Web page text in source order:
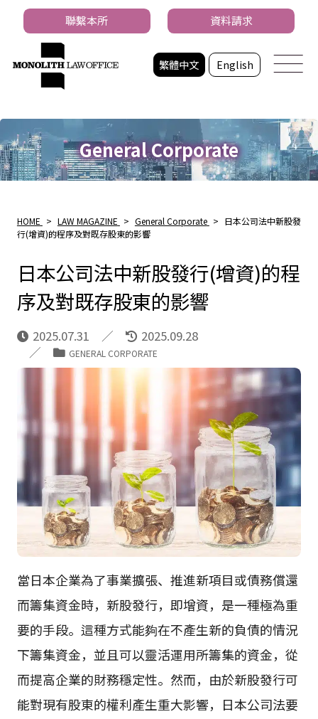
繁體中文 English
聯繫本所 資料請求
General Corporate
HOME > LAW MAGAZINE > General Corporate > 日本公司法中新股發
行(增資)的程序及對既存股東的影響
日本公司法中新股發行(增資)的程
序及對既存股東的影響
2025.07.31 2025.09.28
GENERAL CORPORATE
當日本企業為了事業擴張、推進新項目或債務償還
而籌集資金時，新股發行，即增資，是一種極為重
要的手段。這種方式能夠在不產生新的負債的情況
下籌集資金，並且可以靈活運用所籌集的資金，從
而提高企業的財務穩定性。然而，由於新股發行可
能對現有股東的權利產生重大影響，日本公司法要